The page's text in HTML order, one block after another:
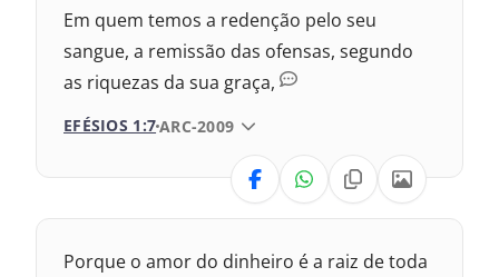
Em quem temos a redenção pelo seu
sangue, a remissão das ofensas, segundo
as riquezas da sua graça,
EFÉSIOS 1:7 VERSÃO DA BÍBLIA
ARC-2009
VERSÃO
Porque o amor do dinheiro é a raiz de toda